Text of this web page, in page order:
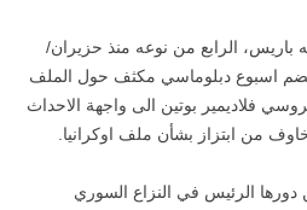
باريس، الرابع من نوعه منذ حزيران/
في خضم اسبوع دبلوماسي مكثف حول الملف
فلاديمير بوتين الى واجهة الاحداث
من ابتزاز بشأن ملف اوكرانيا.
الرئيس في النزاع السوري